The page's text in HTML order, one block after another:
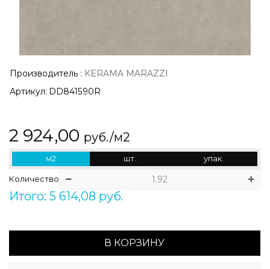
Производитель : KERAMA MARAZZI
Артикул: DD841590R
2 924,00 руб./м2
м2 шт. упак.
Количество
Итого: 5 614,08 руб.
В КОРЗИНУ